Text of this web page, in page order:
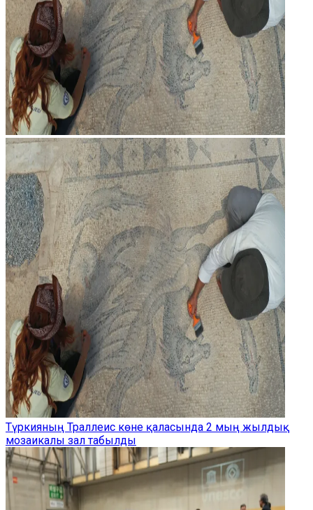
Түркияның Траллеис көне қаласында 2 мың жылдық
мозаикалы зал табылды